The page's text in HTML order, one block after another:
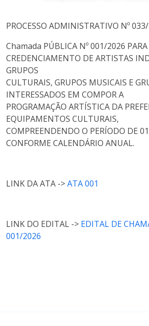
PROCESSO ADMINISTRATIVO Nº
Chamada PÚBLICA Nº 001/2026 PARA
CREDENCIAMENTO DE ARTISTAS
GRUPOS
CULTURAIS, GRUPOS MUSICAIS E
INTERESSADOS EM COMPOR A
PROGRAMAÇÃO ARTÍSTICA DA
EQUIPAMENTOS CULTURAIS,
COMPREENDENDO O PERÍODO DE
CONFORME CALENDÁRIO ANUAL.
LINK DA ATA ->ATA 001
LINK DO EDITAL -> EDITAL DE
001/2026